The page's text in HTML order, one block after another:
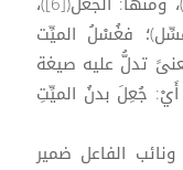
فغُسْلُ الميِّت
تدلُّ عليه صيغة
أَيْ: جُعِلَ بدنُ الميِّتِ
الفاعل ضمير